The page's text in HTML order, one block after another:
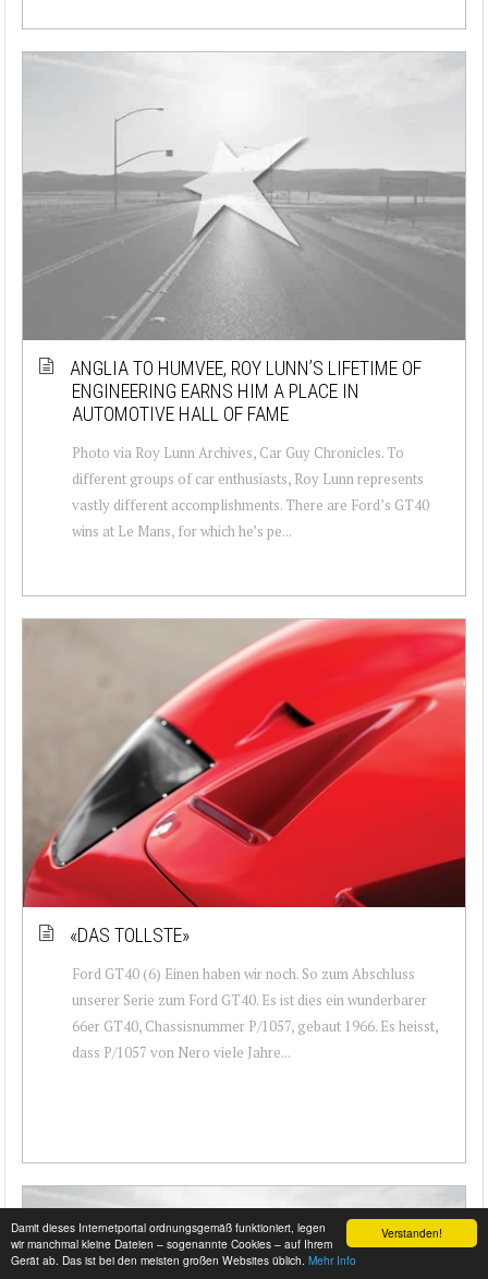
Verstanden!
Damit dieses Internetportal ordnungsgemäß funktioniert, legen
wir manchmal kleine Dateien – sogenannte Cookies – auf Ihrem
Gerät ab. Das ist bei den meisten großen Websites üblich. Mehr Info
ANGLIA TO HUMVEE, ROY LUNN’S LIFETIME OF
ENGINEERING EARNS HIM A PLACE IN
AUTOMOTIVE HALL OF FAME
Photo via Roy Lunn Archives, Car Guy Chronicles. To
different groups of car enthusiasts, Roy Lunn represents
vastly different accomplishments. There are Ford’s GT40
wins at Le Mans, for which he’s pe...
«DAS TOLLSTE»
Ford GT40 (6) Einen haben wir noch. So zum Abschluss
unserer Serie zum Ford GT40. Es ist dies ein wunderbarer
66er GT40, Chassisnummer P/1057, gebaut 1966. Es heisst,
dass P/1057 von Nero viele Jahre...